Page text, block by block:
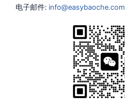
电子邮件: info@easybaoche.com